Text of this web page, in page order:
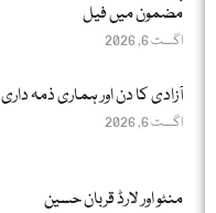
مضمون میں فیل
اگست 6, 2026
آزادی کا دن اور ہماری ذمہ داری
اگست 6, 2026
منٹو اور لارڈ قربان حسین